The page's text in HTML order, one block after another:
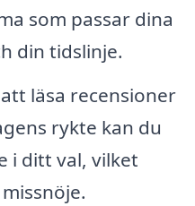
som passar dina
din tidslinje.
läsa recensioner
rykte kan du
i ditt val, vilket